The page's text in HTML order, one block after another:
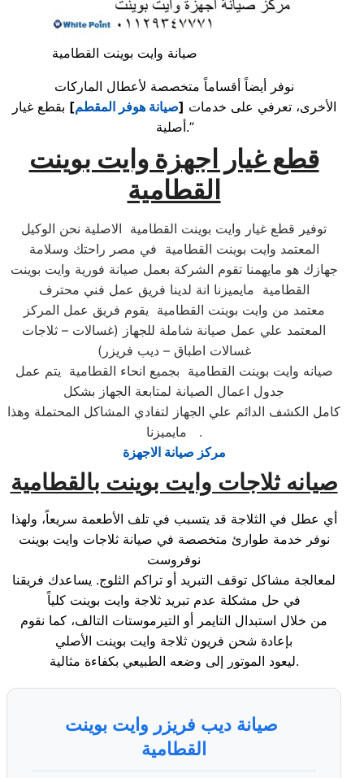
صيانة وايت بوينت القطامية
نوفر أيضاً أقساماً متخصصة لأعطال الماركات
الأخرى، تعرفي على خدمات [صيانة هوفر المقطم] بقطع غيار
أصلية.”
قطع غيار اجهزة وايت بوينت
القطامية
توفير قطع غيار وايت بوينت القطامية الاصلية نحن الوكيل
المعتمد وايت بوينت القطامية في مصر راحتك وسلامة
جهازك هو مايهمنا تقوم الشركة بعمل صيانة فورية وايت بوينت
القطامية مايميزنا انة لدينا فريق عمل فني محترف
معتمد من وايت بوينت القطامية يقوم فريق عمل المركز
المعتمد علي عمل صيانة شاملة للجهاز (غسالات – ثلاجات
غسالات اطباق – ديب فريزر)
صيانه وايت بوينت القطامية بجميع انحاء القطامية يتم عمل
جدول اعمال الصيانة لمتابعة الجهاز بشكل
كامل الكشف الدائم علي الجهاز لتفادي المشاكل المحتملة وهذا
مايميزنا .
مركز صيانة الاجهزة
صيانه ثلاجات وايت بوينت بالقطامية
أي عطل في الثلاجة قد يتسبب في تلف الأطعمة سريعاً، ولهذا
نوفر خدمة طوارئ متخصصة في صيانة ثلاجات وايت بوينت
نوفروست
لمعالجة مشاكل توقف التبريد أو تراكم الثلوج. يساعدك فريقنا
في حل مشكلة عدم تبريد ثلاجة وايت بوينت كلياً
من خلال استبدال التايمر أو التيرموستات التالف، كما نقوم
بإعادة شحن فريون ثلاجة وايت بوينت الأصلي
ليعود الموتور إلى وضعه الطبيعي بكفاءة مثالية.
صيانة ديب فريزر وايت بوينت
القطامية